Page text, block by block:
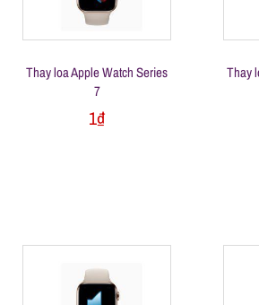
t
M
i
Thay loa Apple Watch Series
7
1₫
Thay